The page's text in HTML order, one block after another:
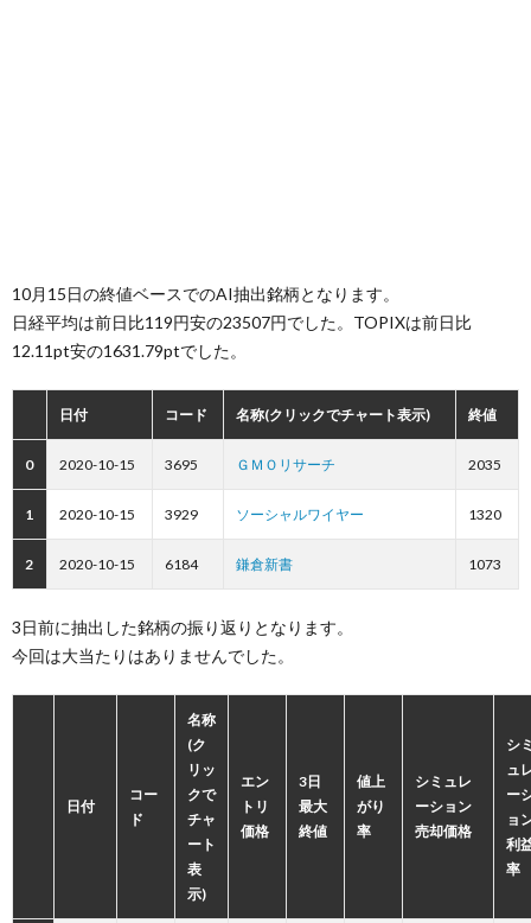
10月15日の終値ベースでのAI抽出銘柄となります。
日経平均は前日比119円安の23507円でした。TOPIXは前日比
12.11pt安の1631.79ptでした。
日付 コード 名称(クリックでチャート表示) 終値
0 2020-10-15 3695 ＧＭＯリサーチ 2035
1 2020-10-15 3929 ソーシャルワイヤー 1320
2 2020-10-15 6184 鎌倉新書 1073
3日前に抽出した銘柄の振り返りとなります。
今回は大当たりはありませんでした。
日付
コー
ド
名称
(ク
リッ
クで
チャ
ート
表
示)
エン
トリ
価格
3日
最大
終値
値上
がり
率
シミュレ
ーション
売却価格
シ
ュ
ー
ョ
利
率